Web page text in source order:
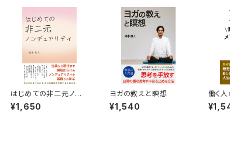
はじめての非二元ノン
デュアリティ
¥1,650
ヨガの教えと瞑想
¥1,540
働く
ケアの